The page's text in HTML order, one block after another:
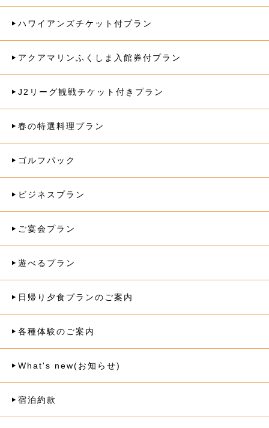
ハワイアンズチケット付プラン
アクアマリンふくしま入館券付プラン
J2リーグ観戦チケット付きプラン
春の特選料理プラン
ゴルフパック
ビジネスプラン
ご宴会プラン
遊べるプラン
日帰り夕食プランのご案内
各種体験のご案内
What's new(お知らせ)
宿泊約款